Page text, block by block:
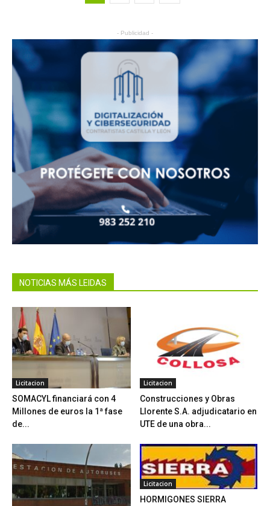
- Publicidad -
NOTICIAS MÁS LEIDAS
Licitacion
SOMACYL financiará con 4
Millones de euros la 1ª fase
de...
Licitacion
Construcciones y Obras
Llorente S.A. adjudicatario en
UTE de una obra...
Licitacion
HORMIGONES SIERRA